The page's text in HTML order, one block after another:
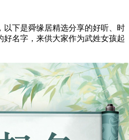
以下是舜缘居精选分享的好听、时
好名字，来供大家作为武姓女孩起